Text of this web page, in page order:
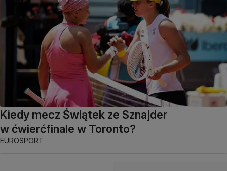
Kiedy mecz Świątek ze Sznajder
w ćwierćfinale w Toronto?
EUROSPORT